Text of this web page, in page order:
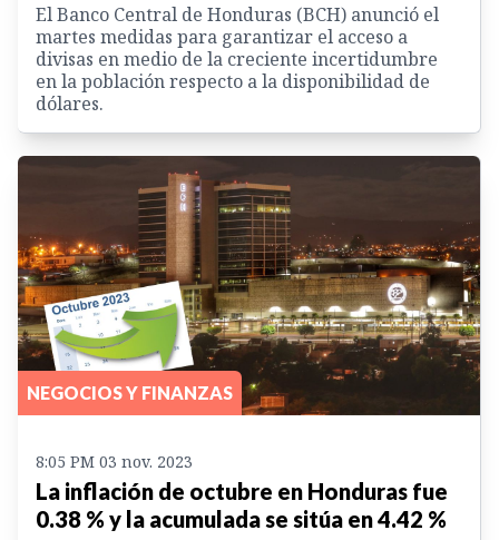
El Banco Central de Honduras (BCH) anunció el
martes medidas para garantizar el acceso a
divisas en medio de la creciente incertidumbre
en la población respecto a la disponibilidad de
dólares.
NEGOCIOS Y FINANZAS
8:05 PM 03 nov. 2023
La inflación de octubre en Honduras fue
0.38 % y la acumulada se sitúa en 4.42 %